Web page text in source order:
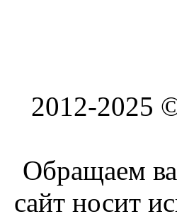
2012-2025
Обращаем
сайт носит